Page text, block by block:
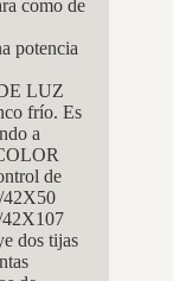
como de
potencia
LUZ
frío. Es
a
de
42X50
42X107
dos tijas